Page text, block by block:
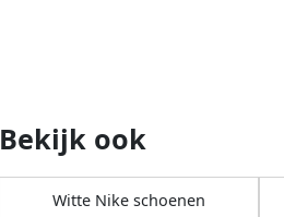
Bekijk ook
Witte Nike schoenen